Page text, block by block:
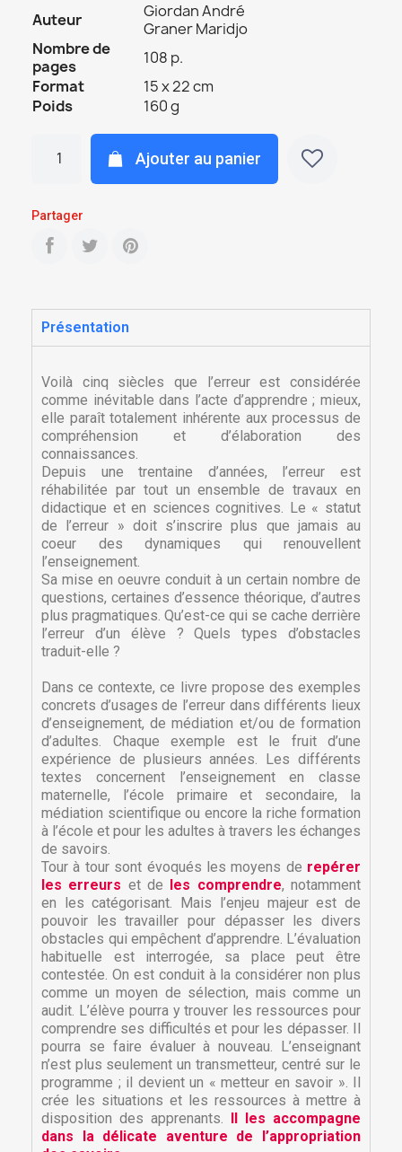
Ajouter à ma liste d'envies ×
Créer une liste d'envies ×
Nom de la liste d'envies
Connexion ×
Vous devez être connecté pour ajouter des produits
à votre liste d'envies.
Auteur
Giordan André
Graner Maridjo
Nombre de
pages
108 p.
Format
15 x 22 cm
Poids
160 g
Ajouter au panier
Partager
Présentation
Voilà cinq siècles que l’erreur est considérée
comme inévitable dans l’acte d’apprendre ; mieux,
elle paraît totalement inhérente aux processus de
compréhension et d’élaboration des
connaissances.
Depuis une trentaine d’années, l’erreur est
réhabilitée par tout un ensemble de travaux en
didactique et en sciences cognitives. Le « statut
de l’erreur » doit s’inscrire plus que jamais au
coeur des dynamiques qui renouvellent
l’enseignement.
Sa mise en oeuvre conduit à un certain nombre de
questions, certaines d’essence théorique, d’autres
plus pragmatiques. Qu’est-ce qui se cache derrière
l’erreur d’un élève ? Quels types d’obstacles
traduit-elle ?
Dans ce contexte, ce livre propose des exemples
concrets d’usages de l’erreur dans différents lieux
d’enseignement, de médiation et/ou de formation
d’adultes. Chaque exemple est le fruit d’une
expérience de plusieurs années. Les différents
textes concernent l’enseignement en classe
maternelle, l’école primaire et secondaire, la
médiation scientifique ou encore la riche formation
à l’école et pour les adultes à travers les échanges
de savoirs.
Tour à tour sont évoqués les moyens de repérer
les erreurs et de les comprendre, notamment
en les catégorisant. Mais l’enjeu majeur est de
pouvoir les travailler pour dépasser les divers
obstacles qui empêchent d’apprendre. L’évaluation
habituelle est interrogée, sa place peut être
contestée. On est conduit à la considérer non plus
comme un moyen de sélection, mais comme un
audit. L’élève pourra y trouver les ressources pour
comprendre ses difficultés et pour les dépasser. Il
pourra se faire évaluer à nouveau. L’enseignant
n’est plus seulement un transmetteur, centré sur le
programme ; il devient un « metteur en savoir ». Il
crée les situations et les ressources à mettre à
disposition des apprenants. Il les accompagne
dans la délicate aventure de l’appropriation